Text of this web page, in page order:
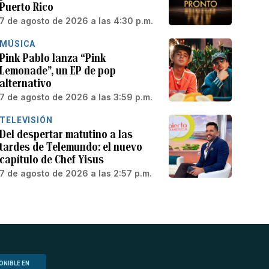
Puerto Rico
7 de agosto de 2026 a las 4:30 p.m.
MÚSICA
Pink Pablo lanza “Pink
Lemonade”, un EP de pop
alternativo
7 de agosto de 2026 a las 3:59 p.m.
TELEVISIÓN
Del despertar matutino a las
tardes de Telemundo: el nuevo
capítulo de Chef Yisus
7 de agosto de 2026 a las 2:57 p.m.
EN